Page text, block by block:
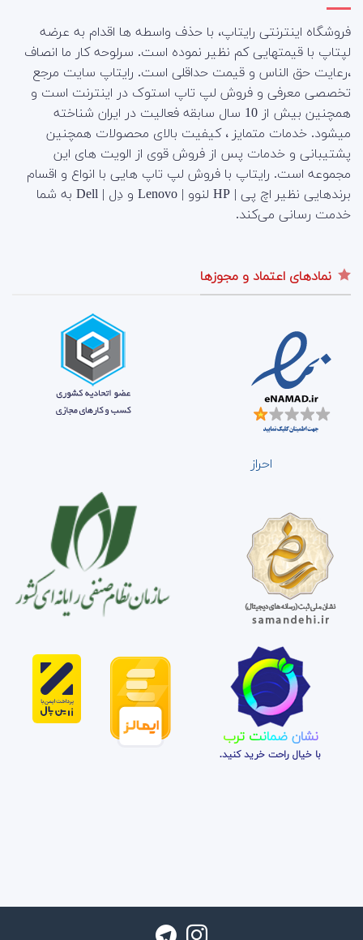
فروشگاه اینترنتی رایتاپ، با حذف واسطه ها اقدام به عرضه
لپتاپ با قیمتهایی کم نظیر نموده است. سرلوحه کار ما انصاف
،رعایت حق الناس و قیمت حداقلی است. رایتاپ سایت مرجع
تخصصی معرفی و فروش لپ تاپ استوک در اینترنت است و
همچنین بیش از 10 سال سابقه فعالیت در ایران شناخته
میشود. خدمات متمایز ، کیفیت بالای محصولات همچنین
پشتیبانی و خدمات پس از فروش قوی از الویت های این
مجموعه است. رایتاپ با فروش لپ تاپ هایی با انواع و اقسام
برندهایی نظیر اچ پی | HP لنوو | Lenovo و دِل | Dell به شما
خدمت رسانی می‌کند.
نمادهای اعتماد و مجوزها
احراز
نشان ضمانت ترب
با خیال راحت خرید کنید.